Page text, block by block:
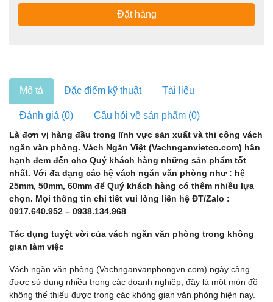
Đặt hàng
Mô tả Đặc điểm kỹ thuật Tài liệu
Đánh giá (0) Câu hỏi về sản phẩm (0)
Là đơn vị hàng đầu trong lĩnh vực sản xuất và thi công vách
ngăn văn phòng. Vách Ngăn Việt (Vachnganvietco.com) hân
hạnh đem đến cho Quý khách hàng những sản phẩm tốt
nhất. Với đa dạng các hệ vách ngăn văn phòng như : hệ
25mm, 50mm, 60mm để Quý khách hàng có thêm nhiều lựa
chọn. Mọi thông tin chi tiết vui lòng liên hệ ĐT/Zalo :
0917.640.952 – 0938.134.968
Tác dụng tuyệt vời của vách ngăn văn phòng trong không
gian làm việc
Vách ngăn văn phòng (Vachnganvanphongvn.com) ngày càng
được sử dụng nhiều trong các doanh nghiệp, đây là một món đồ
không thể thiếu được trong các không gian văn phòng hiện nay.